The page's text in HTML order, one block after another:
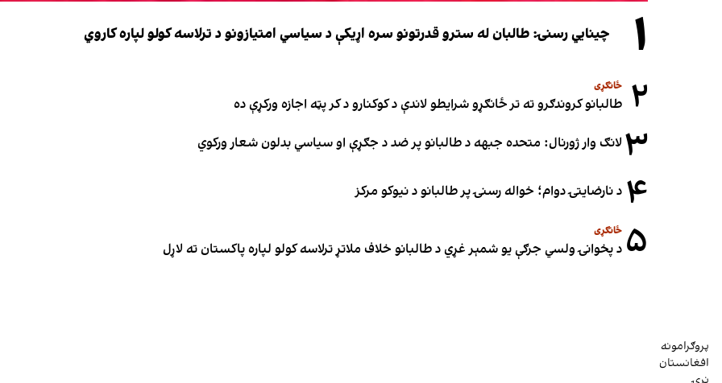
۱ چینایي رسنۍ: طالبان له سترو قدرتونو سره اړیکې د سیاسي امتیازونو د ترلاسه کولو لپاره کاروي
۲ ځانګړی
طالبانو کروندګرو ته تر ځانګړو شرایطو لاندې د کوکنارو د کر پټه اجازه ورکړې ده
۳ لانګ وار ژورنال: متحده جبهه د طالبانو پر ضد د جګړې او سیاسي بدلون شعار ورکوي
۴ د نارضایتۍ دوام؛ خواله رسنۍ پر طالبانو د نیوکو مرکز
۵ ځانګړی
د پخوانۍ ولسي جرګې یو شمېر غړي د طالبانو خلاف ملاتړ ترلاسه کولو لپاره پاکستان ته لاړل
پروګرامونه
افغانستان